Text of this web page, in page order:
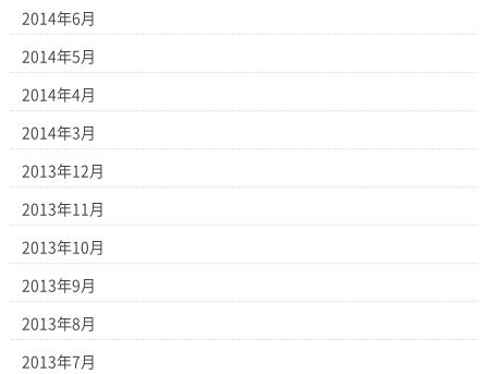
2014年6月
2014年5月
2014年4月
2014年3月
2013年12月
2013年11月
2013年10月
2013年9月
2013年8月
2013年7月